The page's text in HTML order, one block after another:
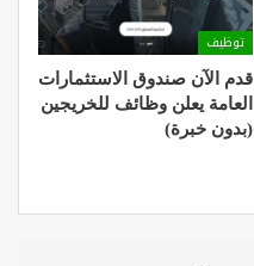
توظيف
قدم الآن صندوق الاستثمارات
العامة يعلن وظائف للخريجين
(بدون خبرة)